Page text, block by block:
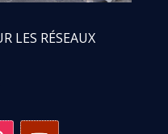
LES RÉSEAUX